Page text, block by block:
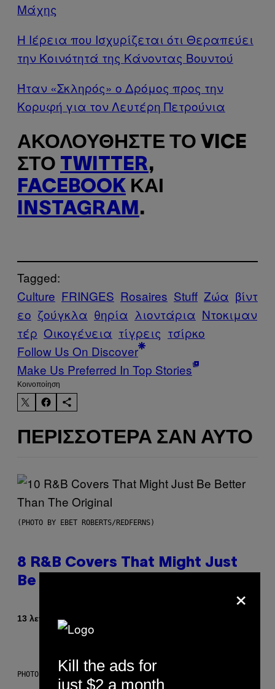
Μάχης
Η Ιέρεια που Ισχυρίζεται ότι Θεραπεύει
την Κοινότητά της Κάνοντας Βουντού
Ήταν «Σκληρός» ο Δρόμος προς την
Κορυφή για τον Λευτέρη Πετρούνια
ΑΚΟΛΟΥΘΉΣΤΕ ΤΟ VICE
ΣΤΟ TWITTER,
FACEBOOK ΚΑΙ
INSTAGRAM .
Tagged:
Culture FRINGES Rosaires Stuff Zώα βίντ
εο ζούγκλα θηρία λιοντάρια Ντοκιμαν
τέρ Οικογένεια τίγρεις τσίρκο
Follow Us On Discover
Make Us Preferred In Top Stories
Kοινοποίηση
ΠΕΡΙΣΣΌΤΕΡΑ ΣΑΝ ΑΥΤΌ
(PHOTO BY EBET ROBERTS/REDFERNS)
8 R&B Covers That Might Just
Be Better Than the Originals
13 λεπτά πριν
PHOTO: PETER KRAMER / GETTY IMAGES
×
Kill the ads for
just $2 a month